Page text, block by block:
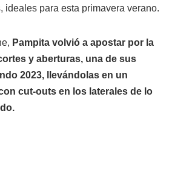
ideales para esta primavera verano.
Pampita volvió a apostar por la
y aberturas, una de sus
2023, llevándolas en un
cut-outs en los laterales de lo